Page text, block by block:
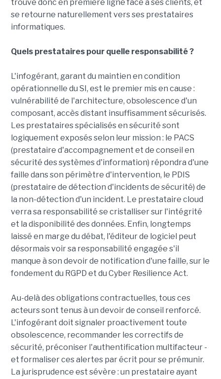
trouve donc en première ligne face à ses clients, et
se retourne naturellement vers ses prestataires
informatiques.
Quels prestataires pour quelle responsabilité ?
L'infogérant, garant du maintien en condition
opérationnelle du SI, est le premier mis en cause :
vulnérabilité de l'architecture, obsolescence d'un
composant, accès distant insuffisamment sécurisés.
Les prestataires spécialisés en sécurité sont
logiquement exposés selon leur mission : le PACS
(prestataire d'accompagnement et de conseil en
sécurité des systèmes d'information) répondra d'une
faille dans son périmètre d'intervention, le PDIS
(prestataire de détection d'incidents de sécurité) de
la non-détection d'un incident. Le prestataire cloud
verra sa responsabilité se cristalliser sur l'intégrité
et la disponibilité des données. Enfin, longtemps
laissé en marge du débat, l'éditeur de logiciel peut
désormais voir sa responsabilité engagée s'il
manque à son devoir de notification d'une faille, sur le
fondement du RGPD et du Cyber Resilience Act.
Au-delà des obligations contractuelles, tous ces
acteurs sont tenus à un devoir de conseil renforcé.
L'infogérant doit signaler proactivement toute
obsolescence, recommander les correctifs de
sécurité, préconiser l'authentification multifacteur -
et formaliser ces alertes par écrit pour se prémunir.
La jurisprudence est sévère : un prestataire ayant